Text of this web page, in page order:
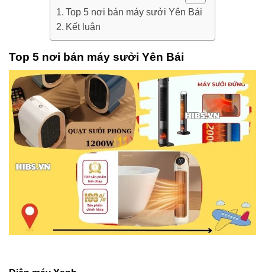
Top 5 nơi bán máy sưởi Yên Bái
Kết luận
Top 5 nơi bán máy sưởi Yên Bái